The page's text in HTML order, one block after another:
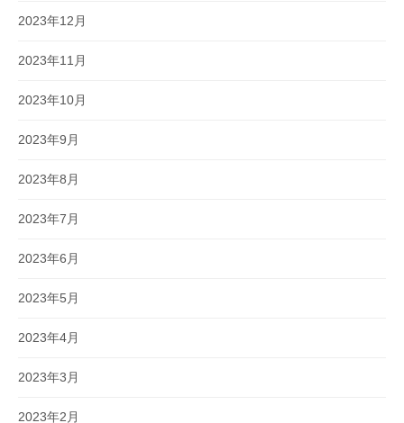
2023年12月
2023年11月
2023年10月
2023年9月
2023年8月
2023年7月
2023年6月
2023年5月
2023年4月
2023年3月
2023年2月